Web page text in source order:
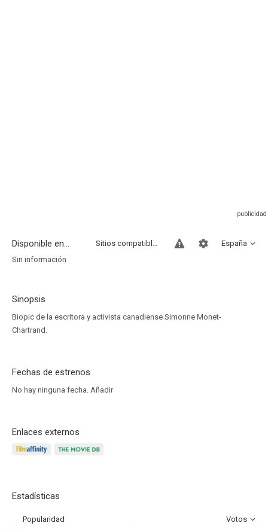
Disponible en... España
Sitios compatibles
Sin información
Sinopsis
Biopic de la escritora y activista canadiense Simonne Monet-
Chartrand.
Fechas de estrenos
No hay ninguna fecha. Añadir
Enlaces externos
Estadísticas
Popularidad Votos